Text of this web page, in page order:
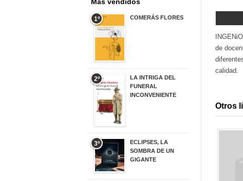
de
calidad.
Otros
Más vendidos
1º COMERÁS FLORES
2º
LA INTRIGA DEL
FUNERAL
INCONVENIENTE
3º
ECLIPSES, LA
SOMBRA DE UN
GIGANTE